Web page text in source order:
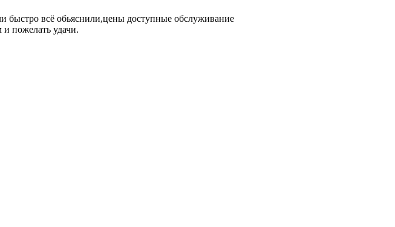
быстро всё обьяснили,цены доступные обслуживание
пожелать удачи.